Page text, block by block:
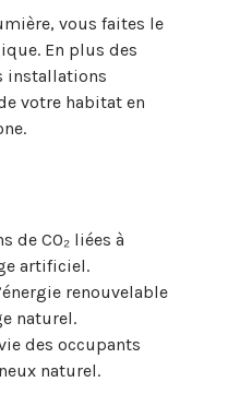
vous faites le
En plus des
installations
votre habitat en
de CO₂ liées à
artificiel.
renouvelable
naturel.
des occupants
naturel.